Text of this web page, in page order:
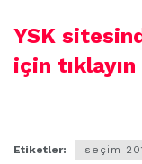
YSK
için tıklayın
Etiketler: seçim